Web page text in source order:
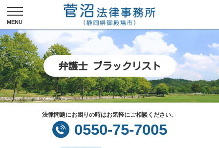
弁護士 ブラックリスト
法律問題にお困りの時はお気軽にご相談ください。
0550-75-7005